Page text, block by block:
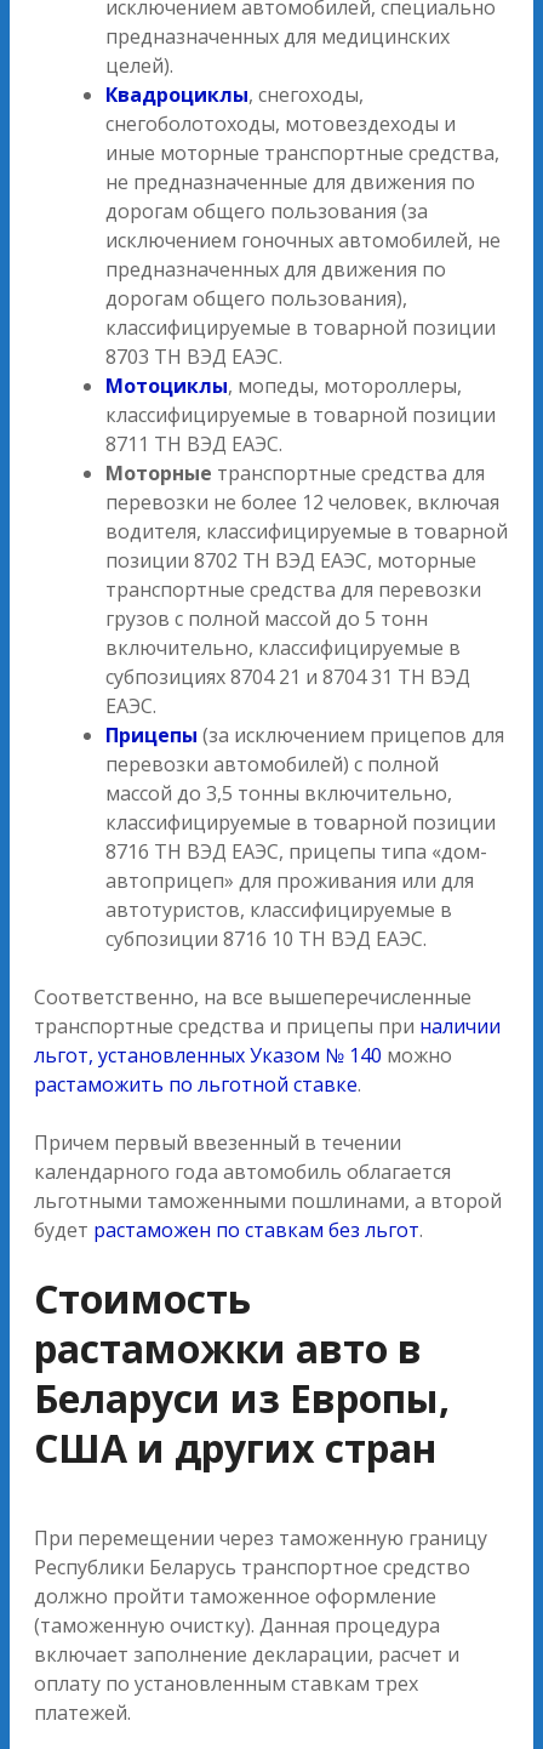
исключением автомобилей, специально
предназначенных для медицинских
целей).
Квадроциклы, снегоходы,
снегоболотоходы, мотовездеходы и
иные моторные транспортные средства,
не предназначенные для движения по
дорогам общего пользования (за
исключением гоночных автомобилей, не
предназначенных для движения по
дорогам общего пользования),
классифицируемые в товарной позиции
8703 ТН ВЭД ЕАЭС.
Мотоциклы, мопеды, мотороллеры,
классифицируемые в товарной позиции
8711 ТН ВЭД ЕАЭС.
Моторные транспортные средства для
перевозки не более 12 человек, включая
водителя, классифицируемые в товарной
позиции 8702 ТН ВЭД ЕАЭС, моторные
транспортные средства для перевозки
грузов с полной массой до 5 тонн
включительно, классифицируемые в
субпозициях 8704 21 и 8704 31 ТН ВЭД
ЕАЭС.
Прицепы (за исключением прицепов для
перевозки автомобилей) с полной
массой до 3,5 тонны включительно,
классифицируемые в товарной позиции
8716 ТН ВЭД ЕАЭС, прицепы типа «дом-
автоприцеп» для проживания или для
автотуристов, классифицируемые в
субпозиции 8716 10 ТН ВЭД ЕАЭС.
Соответственно, на все вышеперечисленные
транспортные средства и прицепы при наличии
льгот, установленных Указом № 140 можно
растаможить по льготной ставке.
Причем первый ввезенный в течении
календарного года автомобиль облагается
льготными таможенными пошлинами, а второй
будет растаможен по ставкам без льгот.
Стоимость
растаможки авто в
Беларуси из Европы,
США и других стран
При перемещении через таможенную границу
Республики Беларусь транспортное средство
должно пройти таможенное оформление
(таможенную очистку). Данная процедура
включает заполнение декларации, расчет и
оплату по установленным ставкам трех
платежей.